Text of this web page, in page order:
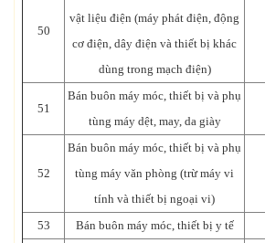
50
vật liệu điện (máy phát điện, động
cơ điện, dây điện và thiết bị khác
dùng trong mạch điện)
51
Bán buôn máy móc, thiết bị và phụ
tùng máy dệt, may, da giày
52
Bán buôn máy móc, thiết bị và phụ
tùng máy văn phòng (trừ máy vi
tính và thiết bị ngoại vi)
53 Bán buôn máy móc, thiết bị y tế